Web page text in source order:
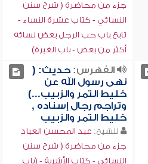
جزء من محاضرة ( شرح سنن
النسائي - كتاب عشرة النساء -
تابع باب حب الرجل بعض نسائه
أكثر من بعض - باب الغيرة)
الفهرس:حديث: (
نهى رسول الله عن
خليط التمر والزبيب...)
وتراجم رجال إسناده ,
خليط التمر والزبيب
للشيخ: عبد المحسن العباد
جزء من محاضرة ( شرح سنن
النسائي - كتاب الأشربة - (باب